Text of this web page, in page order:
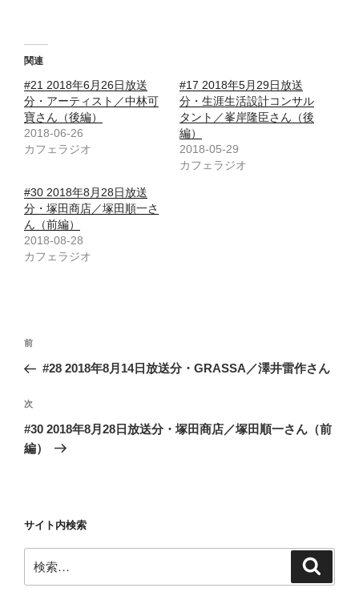
関連
#21 2018年6月26日放送
分・アーティスト／中林可
寶さん（後編）
2018-06-26
カフェラジオ
#17 2018年5月29日放送
分・生涯生活設計コンサル
タント／峯岸隆臣さん（後
編）
2018-05-29
カフェラジオ
#30 2018年8月28日放送
分・塚田商店／塚田順一さ
ん（前編）
2018-08-28
カフェラジオ
投
ナ
ビ
ゲ
ー
前
の
稿
前
#28 2018年8月14日放送分・GRASSA／澤井雷作さん
次
の
投
次
#30 2018年8月28日放送分・塚田商店／塚田順一さん（前
編）
サイト内検索
索: